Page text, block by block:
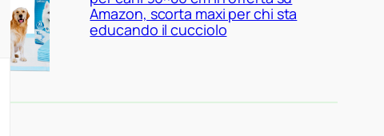
Amazon, scorta maxi per chi sta
educando il cucciolo